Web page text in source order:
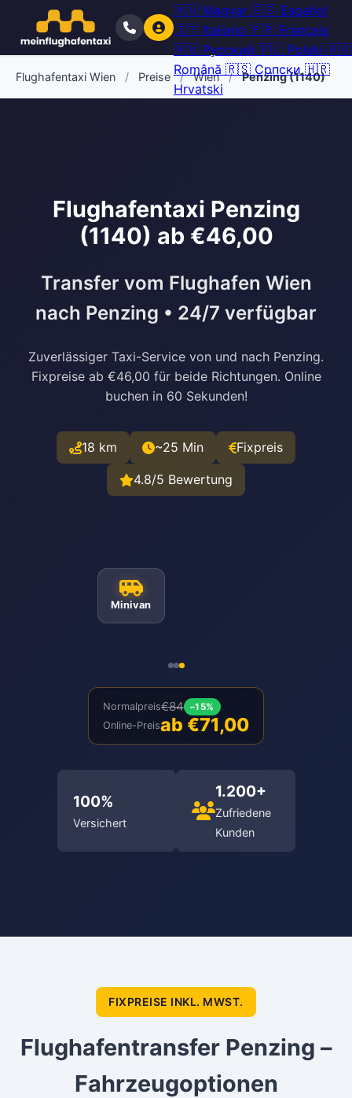
🇭🇺 Magyar 🇪🇸 Español
🇮🇹 Italiano 🇫🇷 Français
🇷🇺 Русский 🇵🇱 Polski 🇷🇴
Română 🇷🇸 Српски 🇭🇷
Hrvatski
Flughafentaxi Wien / Preise / Wien / Penzing (1140)
Flughafentaxi Penzing
(1140) ab €46,00
Transfer vom Flughafen Wien
nach Penzing • 24/7 verfügbar
Zuverlässiger Taxi-Service von und nach Penzing.
Fixpreise ab €46,00 für beide Richtungen. Online
buchen in 60 Sekunden!
18 km ~25 Min Fixpreis
4.8/5 Bewertung
Minivan
Normalpreis€84 –15%
Online-Preisab €71,00
100%
Versichert
1.200+
Zufriedene
Kunden
FIXPREISE INKL. MWST.
Flughafentransfer Penzing –
Fahrzeugoptionen